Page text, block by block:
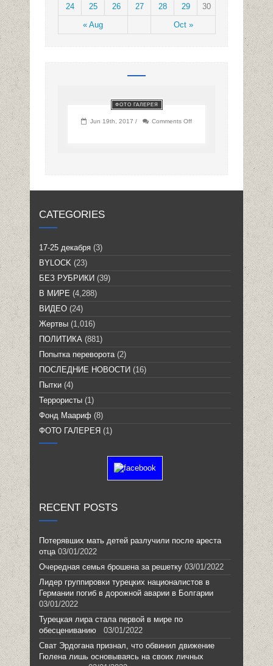
« Aug Oct »
24
25 26 27 28 29 30
ФОТО ГАЛЕРЕЯ
Jun 19th, 2017 / Comments Off
CATEGORIES
17-25 декабря (3)
BYLOCK (23)
БЕЗ РУБРИКИ (39)
В МИРЕ (4,288)
ВИДЕО (24)
Жертвы (1,016)
ПОЛИТИКА (881)
Попытка переворота(2)
ПОСЛЕДНИЕ НОВОСТИ (16)
Пытки (4)
Террористы (1)
Фонд Маариф (8)
ФОТО ГАЛЕРЕЯ (1)
RECENT POSTS
Потерявших мать детей разлучили после ареста
отца 03/01/2022
Очередная семья брошена за решетку 03/01/2022
Лидер группировки турецких националистов в
Германии погиб в дорожной аварии в Болгарии
03/01/2022
Турецкая лира стала первой в мире по
обесцениванию
03/01/2022
Сват Эрдогана признал, что обвинил движение
Гюлена лишь основываясь на своих личных